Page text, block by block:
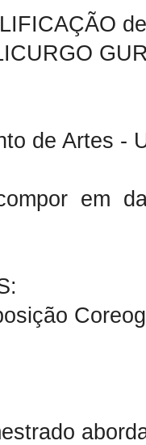
de Artes -
em